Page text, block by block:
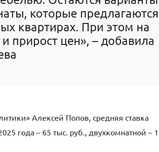
которые предлагаются
квартирах. При этом на
прирост цен», – добавила
Алексей Попов, средняя ставка
года – 65 тыс. руб., двухкомнатной –